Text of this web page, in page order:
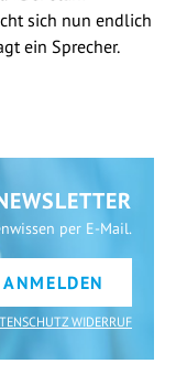
sich nun endlich
ein Sprecher.
per E-Mail.
ANMELDEN
WIDERRUF